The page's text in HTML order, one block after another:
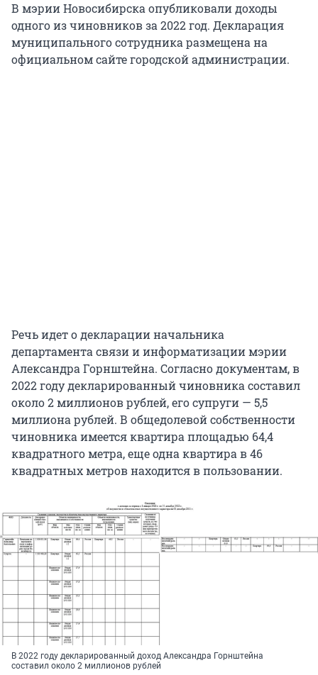
В мэрии Новосибирска опубликовали доходы
одного из чиновников за 2022 год. Декларация
муниципального сотрудника размещена на
официальном сайте городской администрации.
Речь идет о декларации начальника
департамента связи и информатизации мэрии
Александра Горнштейна. Согласно документам, в
2022 году декларированный чиновника составил
около 2 миллионов рублей, его супруги — 5,5
миллиона рублей. В общедолевой собственности
чиновника имеется квартира площадью 64,4
квадратного метра, еще одна квартира в 46
квадратных метров находится в пользовании.
В 2022 году декларированный доход Александра Горнштейна
составил около 2 миллионов рублей